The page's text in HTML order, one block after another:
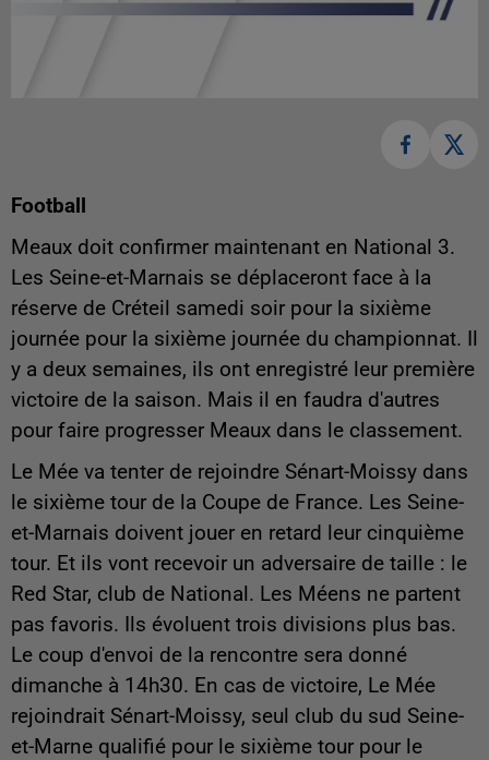
Football
Meaux doit confirmer maintenant en National 3.
Les Seine-et-Marnais se déplaceront face à la
réserve de Créteil samedi soir pour la sixième
journée pour la sixième journée du championnat. Il
y a deux semaines, ils ont enregistré leur première
victoire de la saison. Mais il en faudra d'autres
pour faire progresser Meaux dans le classement.
Le Mée va tenter de rejoindre Sénart-Moissy dans
le sixième tour de la Coupe de France. Les Seine-
et-Marnais doivent jouer en retard leur cinquième
tour. Et ils vont recevoir un adversaire de taille : le
Red Star, club de National. Les Méens ne partent
pas favoris. Ils évoluent trois divisions plus bas.
Le coup d'envoi de la rencontre sera donné
dimanche à 14h30. En cas de victoire, Le Mée
rejoindrait Sénart-Moissy, seul club du sud Seine-
et-Marne qualifié pour le sixième tour pour le